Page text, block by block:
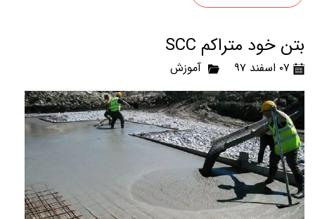
بتن خود متراکم SCC
۰۷ اسفند ۹۷ آموزش